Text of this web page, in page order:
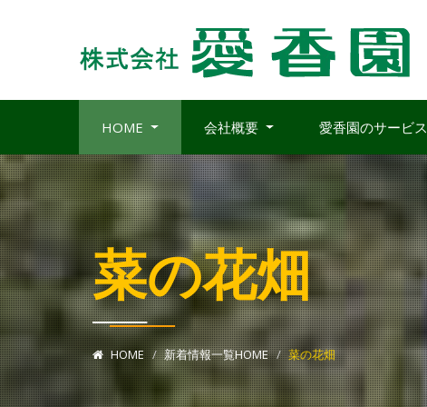
HOME 会社概要 愛香園のサービス
菜の花畑
HOME 新着情報一覧HOME 菜の花畑